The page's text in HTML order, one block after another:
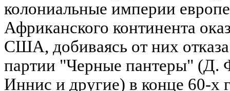
колониальные империи
Африканского континента
США, добиваясь от них
партии "Черные пантеры" (Д.
Иннис и другие) в конце 60-х